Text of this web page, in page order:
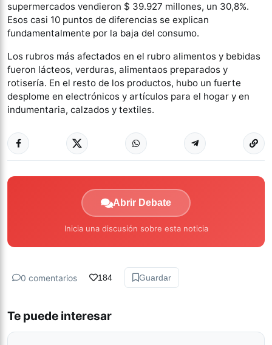
supermercados vendieron $ 39.927 millones, un 30,8%.
Esos casi 10 puntos de diferencias se explican
fundamentalmente por la baja del consumo.
Los rubros más afectados en el rubro alimentos y bebidas
fueron lácteos, verduras, alimentaos preparados y
rotisería. En el resto de los productos, hubo un fuerte
desplome en electrónicos y artículos para el hogar y en
indumentaria, calzados y textiles.
Abrir Debate
Inicia una discusión sobre esta noticia
0 comentarios 184 Guardar
Te puede interesar